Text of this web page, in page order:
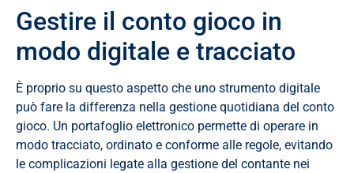
Gestire il conto gioco in
modo digitale e tracciato
È proprio su questo aspetto che uno strumento digitale
può fare la differenza nella gestione quotidiana del conto
gioco. Un portafoglio elettronico permette di operare in
modo tracciato, ordinato e conforme alle regole, evitando
le complicazioni legate alla gestione del contante nei